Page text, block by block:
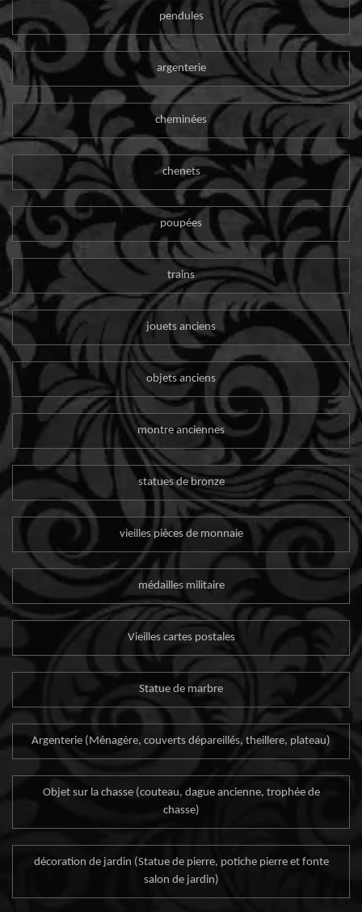
pendules
argenterie
cheminées
chenets
poupées
trains
jouets anciens
objets anciens
montre anciennes
statues de bronze
vieilles pièces de monnaie
médailles militaire
Vieilles cartes postales
Statue de marbre
Argenterie (Ménagère, couverts dépareillés, theillere, plateau)
Objet sur la chasse (couteau, dague ancienne, trophée de
chasse)
décoration de jardin (Statue de pierre, potiche pierre et fonte
salon de jardin)